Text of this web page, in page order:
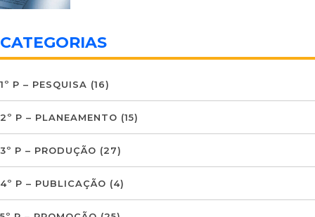
CATEGORIAS
1º P – PESQUISA (16)
2º P – PLANEAMENTO (15)
3º P – PRODUÇÃO (27)
4º P – PUBLICAÇÃO (4)